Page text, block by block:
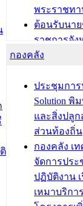
พระราชทา
ต้อนรับนา
ราชการจั
ความเรียบ
องคมนตรี
สำนักทะเบี
วารินชำรา
บ้าน ทร.14
ประชาชน
ได้รับการเ
(ท.ร.14) ก
อนุญาตให้
กองคลัง
ประชุมการ
Solution
และสิ่งปลูก
ส่วนท้องถิ่น
กองคลัง เ
จัดการปร
ปฏิบัติงาน
เหมาบริกา